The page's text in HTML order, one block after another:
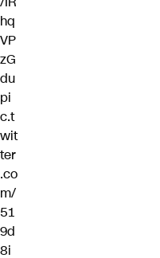
hq
VP
zG
du
pi
c.t
wit
ter
.co
m/
51
9d
8i